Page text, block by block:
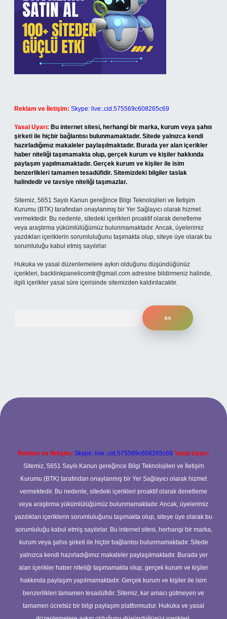
Reklam ve İletişim: Skype: live:.cid.575569c608265c69
Yasal Uyarı: Bu internet sitesi, herhangi bir marka, kurum veya şahıs
şirketi ile hiçbir bağlantısı bulunmamaktadır. Sitede yalnızca kendi
hazırladığımız makaleler paylaşılmaktadır. Burada yer alan içerikler
haber niteliği taşımamakta olup, gerçek kurum ve kişiler hakkında
paylaşım yapılmamaktadır. Gerçek kurum ve kişiler ile isim
benzerlikleri tamamen tesadüfidir. Sitemizdeki bilgiler taslak
halindedir ve tavsiye niteliği taşımazlar.
Sitemiz, 5651 Sayılı Kanun gereğince Bilgi Teknolojileri ve İletişim
Kurumu (BTK) tarafından onaylanmış bir Yer Sağlayıcı olarak hizmet
vermektedir. Bu nedenle, sitedeki içerikleri proaktif olarak denetleme
veya araştırma yükümlülüğümüz bulunmamaktadır. Ancak, üyelerimiz
yazdıkları içeriklerin sorumluluğunu taşımakta olup, siteye üye olarak bu
sorumluluğu kabul etmiş sayılırlar.
Hukuka ve yasal düzenlemelere aykırı olduğunu düşündüğünüz
içerikleri, backlinkpanelicomtr@gmail.com adresine bildirmeniz halinde,
ilgili içerikler yasal süre içerisinde sitemizden kaldırılacaktır.
Reklam ve İletişim: Skype: live:.cid.575569c608265c69 Yasal Uyarı:
Sitemiz, 5651 Sayılı Kanun gereğince Bilgi Teknolojileri ve İletişim
Kurumu (BTK) tarafından onaylanmış bir Yer Sağlayıcı olarak hizmet
vermektedir. Bu nedenle, sitedeki içerikleri proaktif olarak denetleme
veya araştırma yükümlülüğümüz bulunmamaktadır. Ancak, üyelerimiz
yazdıkları içeriklerin sorumluluğunu taşımakta olup, siteye üye olarak bu
sorumluluğu kabul etmiş sayılırlar. Bu internet sitesi, herhangi bir marka,
kurum veya şahıs şirketi ile hiçbir bağlantısı bulunmamaktadır. Sitede
yalnızca kendi hazırladığımız makaleler paylaşılmaktadır. Burada yer
alan içerikler haber niteliği taşımamakta olup, gerçek kurum ve kişiler
hakkında paylaşım yapılmamaktadır. Gerçek kurum ve kişiler ile isim
benzerlikleri tamamen tesadüfidir. Sitemiz, kar amacı gütmeyen ve
tamamen ücretsiz bir bilgi paylaşım platformudur. Hukuka ve yasal